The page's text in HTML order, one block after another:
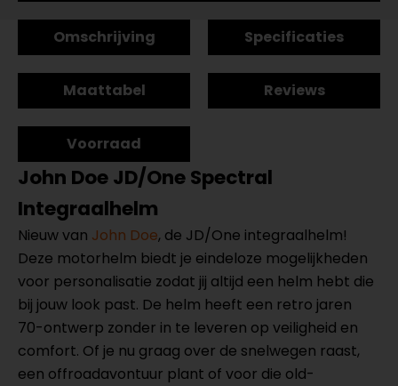
Omschrijving Specificaties
Maattabel Reviews
Voorraad
John Doe JD/One Spectral
Integraalhelm
Nieuw van John Doe, de JD/One integraalhelm!
Deze motorhelm biedt je eindeloze mogelijkheden
voor personalisatie zodat jij altijd een helm hebt die
bij jouw look past. De helm heeft een retro jaren
70-ontwerp zonder in te leveren op veiligheid en
comfort. Of je nu graag over de snelwegen raast,
een offroadavontuur plant of voor die old-